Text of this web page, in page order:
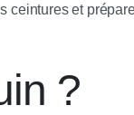
ceintures et
?